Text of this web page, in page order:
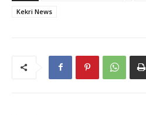
Kekri News